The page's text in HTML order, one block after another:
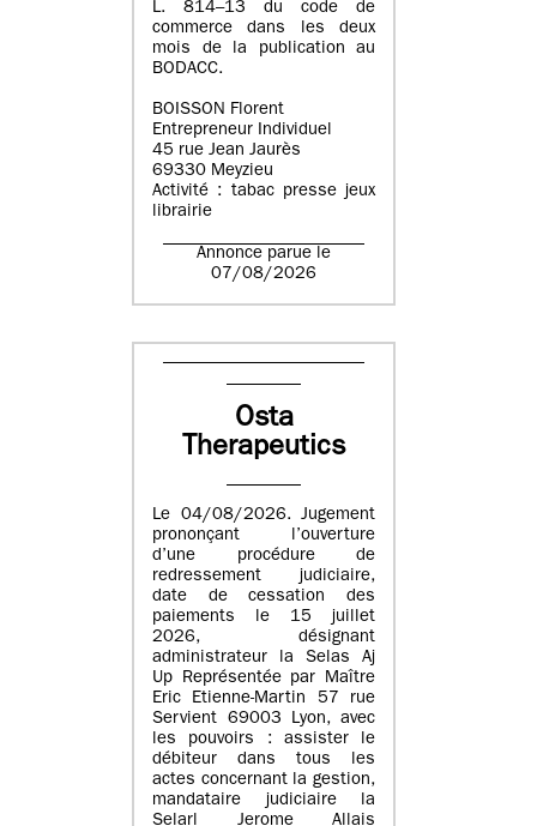
L. 814–13 du code de
commerce dans les deux
mois de la publication au
BODACC.
BOISSON Florent
Entrepreneur Individuel
45 rue Jean Jaurès
69330 Meyzieu
Activité : tabac presse jeux
librairie
Annonce parue le
07/08/2026
Osta
Therapeutics
Le 04/08/2026. Jugement
prononçant l’ouverture
d’une procédure de
redressement judiciaire,
date de cessation des
paiements le 15 juillet
2026, désignant
administrateur la Selas Aj
Up Représentée par Maître
Eric Etienne-Martin 57 rue
Servient 69003 Lyon, avec
les pouvoirs : assister le
débiteur dans tous les
actes concernant la gestion,
mandataire judiciaire la
Selarl Jerome Allais